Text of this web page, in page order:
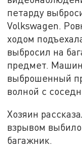
петарду
Volkswagen.
ходом
выбросил на
предмет.
выброшенный
волной с
Хозяин
взрывом
багажник.